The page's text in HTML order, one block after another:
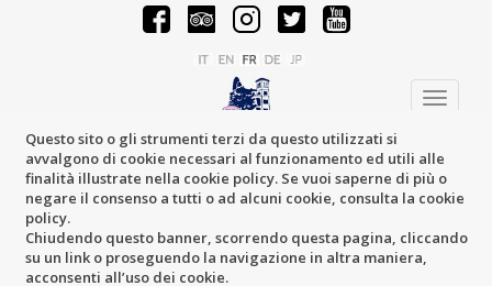
Questo sito o gli strumenti terzi da questo utilizzati si
avvalgono di cookie necessari al funzionamento ed utili alle
finalità illustrate nella cookie policy. Se vuoi saperne di più o
negare il consenso a tutti o ad alcuni cookie, consulta la cookie
policy.
Chiudendo questo banner, scorrendo questa pagina, cliccando
su un link o proseguendo la navigazione in altra maniera,
acconsenti all’uso dei cookie.
Toggle